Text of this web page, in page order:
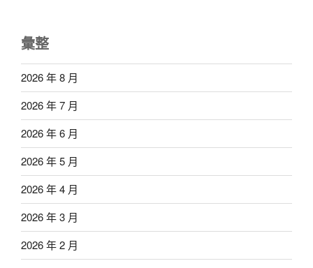
彙整
2026 年 8 月
2026 年 7 月
2026 年 6 月
2026 年 5 月
2026 年 4 月
2026 年 3 月
2026 年 2 月